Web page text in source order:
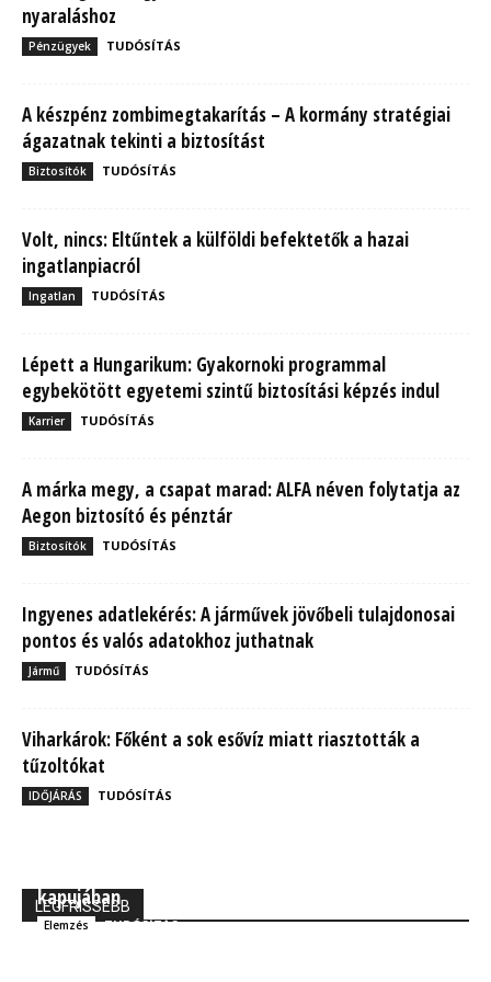
nyaraláshoz
Pénzügyek TUDÓSÍTÁS
A készpénz zombimegtakarítás – A kormány stratégiai
ágazatnak tekinti a biztosítást
Biztosítók TUDÓSÍTÁS
Volt, nincs: Eltűntek a külföldi befektetők a hazai
ingatlanpiacról
Ingatlan TUDÓSÍTÁS
Lépett a Hungarikum: Gyakornoki programmal
egybekötött egyetemi szintű biztosítási képzés indul
Karrier TUDÓSÍTÁS
A márka megy, a csapat marad: ALFA néven folytatja az
Aegon biztosító és pénztár
Biztosítók TUDÓSÍTÁS
Ingyenes adatlekérés: A járművek jövőbeli tulajdonosai
pontos és valós adatokhoz juthatnak
Jármű TUDÓSÍTÁS
Viharkárok: Főként a sok esővíz miatt riasztották a
tűzoltókat
IDŐJÁRÁS TUDÓSÍTÁS
LEGFRISSEBB
kapujában
Elemzés TUDÓSÍTÁS